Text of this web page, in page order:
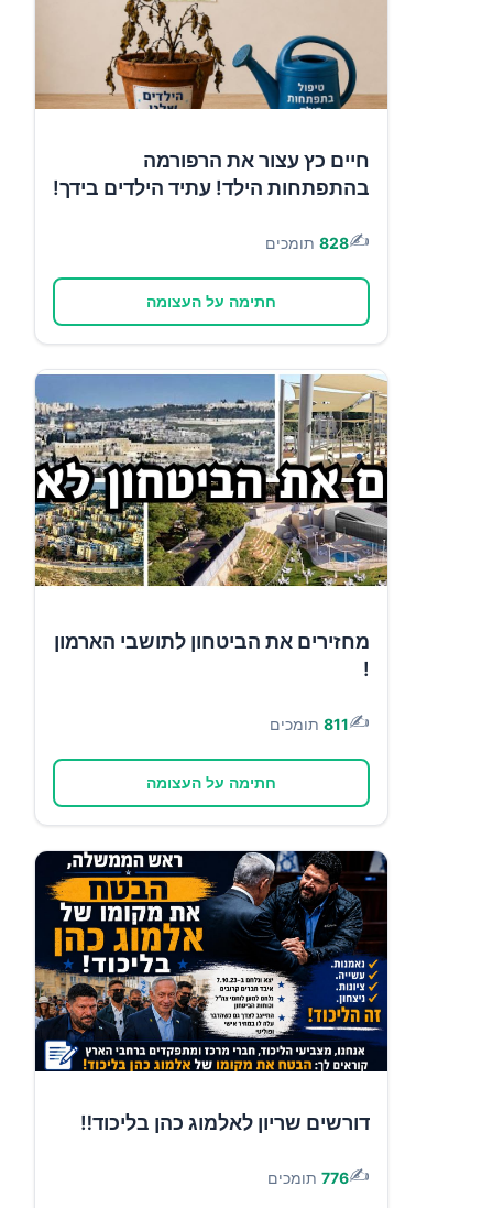
חיים כץ עצור את הרפורמה
בהתפתחות הילד! עתיד הילדים בידך!
✍️
828 תומכים
חתימה על העצומה
מחזירים את הביטחון לתושבי הארמון
!
✍️
811 תומכים
חתימה על העצומה
דורשים שריון לאלמוג כהן בליכוד‼️
✍️
776 תומכים